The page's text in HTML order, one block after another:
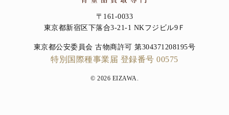
〒161-0033
東京都新宿区下落合3-21-1 NKフジビル9Ｆ
東京都公安委員会 古物商許可 第304371208195号
特別国際種事業届 登録番号 00575
© 2026 EIZAWA.